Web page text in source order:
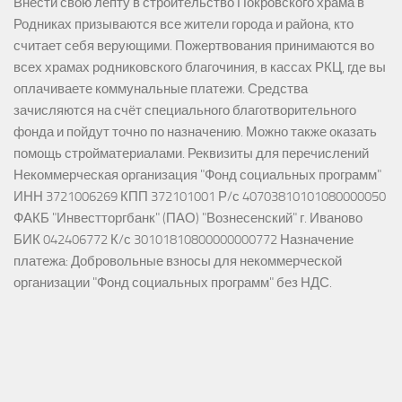
Родниках призываются все жители города и района, кто
считает себя верующими. Пожертвования принимаются во
всех храмах родниковского благочиния, в кассах РКЦ, где вы
оплачиваете коммунальные платежи. Средства
зачисляются на счёт специального благотворительного
фонда и пойдут точно по назначению. Можно также оказать
помощь стройматериалами. Реквизиты для перечислений
Некоммерческая организация "Фонд социальных программ"
ИНН 3721006269 КПП 372101001 Р/с 40703810101080000050
ФАКБ "Инвестторгбанк" (ПАО) "Вознесенский" г. Иваново
БИК 042406772 К/с 30101810800000000772 Назначение
платежа: Добровольные взносы для некоммерческой
организации "Фонд социальных программ" без НДС.